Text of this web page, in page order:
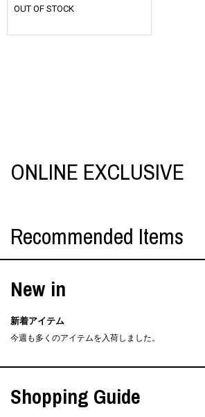
OUT OF STOCK
ONLINE EXCLUSIVE
Recommended Items
New in
新着アイテム
今週も多くのアイテムを入荷しました。
Shopping Guide